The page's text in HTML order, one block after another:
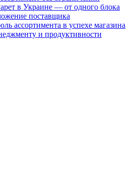
в Украине — от одного блока
поставщика
ассортимента в успехе магазина
и продуктивности